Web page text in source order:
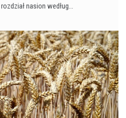
nasion według…